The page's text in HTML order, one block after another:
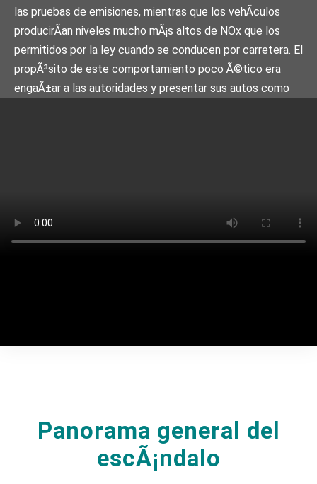
las pruebas de emisiones, mientras que los vehÃ­culos
producirÃ­an niveles mucho mÃ¡s altos de NOx que los
permitidos por la ley cuando se conducen por carretera. El
propÃ³sito de este comportamiento poco Ã©tico era
engaÃ±ar a las autoridades y presentar sus autos como
neerlandesa de consumidores y mercados determinÃ³ que
esta manipulaciÃ³n era intencionada y sistemÃ¡tica y que
Panorama general del
escÃ¡ndalo